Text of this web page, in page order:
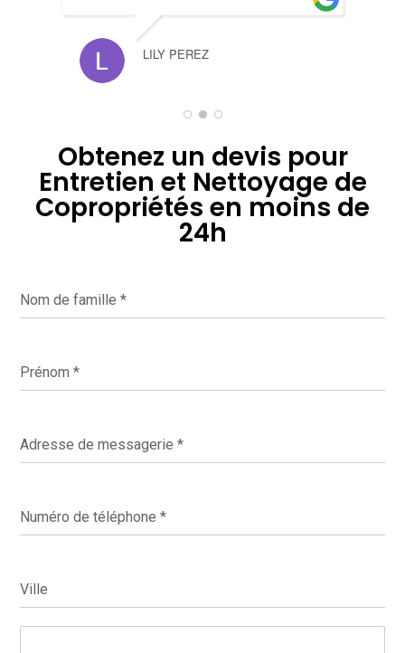
LILY PEREZ
Obtenez un devis pour
Entretien et Nettoyage de
Copropriétés en moins de
24h
Nom de famille *
Prénom *
Adresse de messagerie *
Numéro de téléphone *
Ville